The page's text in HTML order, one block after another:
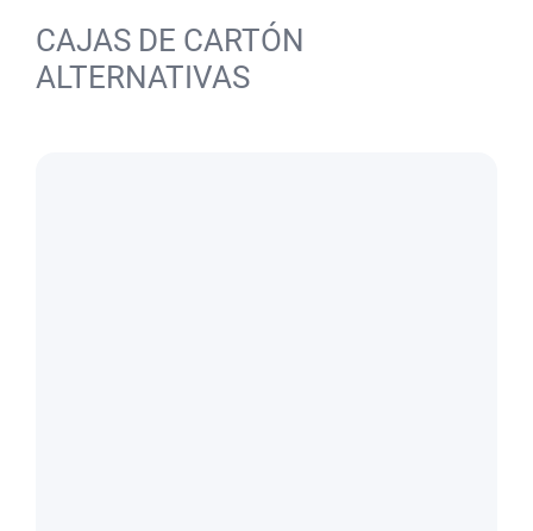
CAJAS DE CARTÓN
ALTERNATIVAS